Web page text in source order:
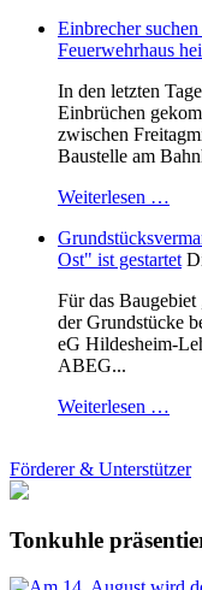
Einbrecher
Feuerwehrhaus
In den letzten
Einbrüchen
zwischen
Baustelle am
Weiterlesen …
Ost" ist gestartet
Für das
der Grundstücke
eG Hildesheim-
ABEG...
Weiterlesen …
Förderer & Unterstützer
Tonkuhle